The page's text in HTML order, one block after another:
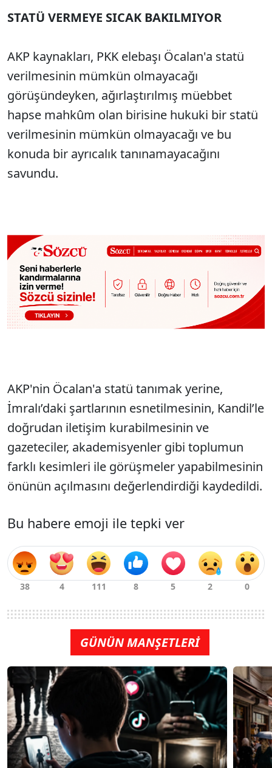
STATÜ VERMEYE SICAK BAKILMIYOR
AKP kaynakları, PKK elebaşı Öcalan'a statü
verilmesinin mümkün olmayacağı
görüşündeyken, ağırlaştırılmış müebbet
hapse mahkûm olan birisine hukuki bir statü
verilmesinin mümkün olmayacağı ve bu
konuda bir ayrıcalık tanınamayacağını
savundu.
AKP'nin Öcalan'a statü tanımak yerine,
İmralı’daki şartlarının esnetilmesinin, Kandil’le
doğrudan iletişim kurabilmesinin ve
gazeteciler, akademisyenler gibi toplumun
farklı kesimleri ile görüşmeler yapabilmesinin
önünün açılmasını değerlendirdiği kaydedildi.
Bu habere emoji ile tepki ver
GÜNÜN MANŞETLERİ